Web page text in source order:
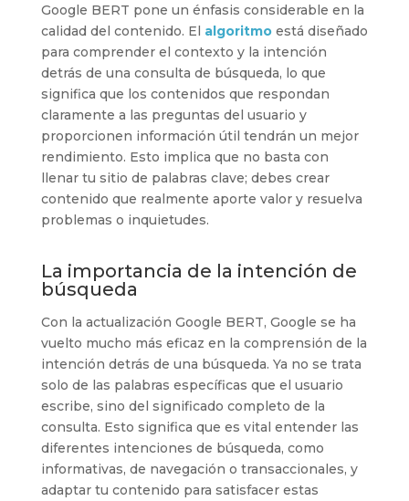
Google BERT pone un énfasis considerable en la
calidad del contenido. El algoritmoestá diseñado
para comprender el contexto y la intención
detrás de una consulta de búsqueda, lo que
significa que los contenidos que respondan
claramente a las preguntas del usuario y
proporcionen información útil tendrán un mejor
rendimiento. Esto implica que no basta con
llenar tu sitio de palabras clave; debes crear
contenido que realmente aporte valor y resuelva
problemas o inquietudes.
La importancia de la intención de
búsqueda
Con la actualización Google BERT, Google se ha
vuelto mucho más eficaz en la comprensión de la
intención detrás de una búsqueda. Ya no se trata
solo de las palabras específicas que el usuario
escribe, sino del significado completo de la
consulta. Esto significa que es vital entender las
diferentes intenciones de búsqueda, como
informativas, de navegación o transaccionales, y
adaptar tu contenido para satisfacer estas